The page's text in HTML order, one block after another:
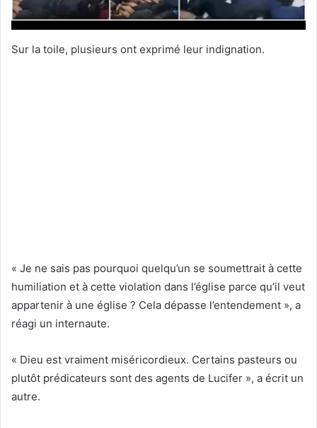
Sur la toile, plusieurs ont exprimé leur indignation.
« Je ne sais pas pourquoi quelqu’un se soumettrait à cette
humiliation et à cette violation dans l’église parce qu’il veut
appartenir à une église ? Cela dépasse l’entendement », a
réagi un internaute.
« Dieu est vraiment miséricordieux. Certains pasteurs ou
plutôt prédicateurs sont des agents de Lucifer », a écrit un
autre.